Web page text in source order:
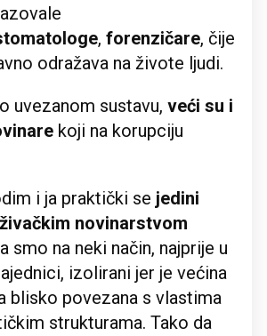
, forenzičare, čije
odražava na živote ljudi.
uvezanom sustavu, veći su i
koji na korupciju
i ja praktički se jedini
novinarstvom
smo na neki način, najprije u
izolirani jer je većina
blisko povezana s vlastima
strukturama. Tako da